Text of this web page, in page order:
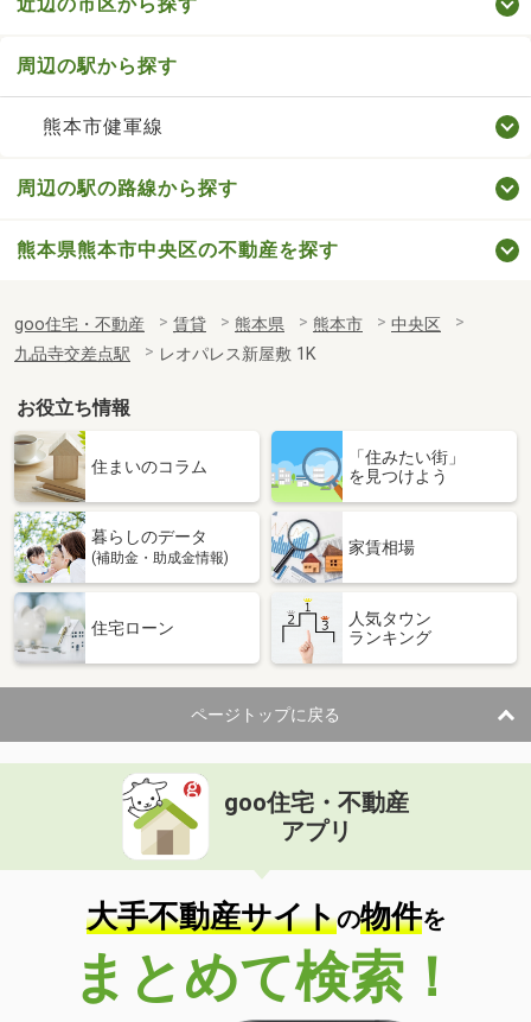
周辺の駅から探す
熊本市健軍線
周辺の駅の路線から探す
熊本県熊本市中央区の不動産を探す
goo住宅・不動産 賃貸 熊本県 熊本市
中央区
九品寺交差点駅
レオパレス新屋敷 1K
お役立ち情報
住まいのコラム
「住みたい街」
を見つけよう
暮らしのデータ
(補助金・助成金情報)
家賃相場
住宅ローン
人気タウン
ランキング
ページトップに戻る
goo住宅・不動産
アプリ
大手不動産サイトの物件を
まとめて検索！